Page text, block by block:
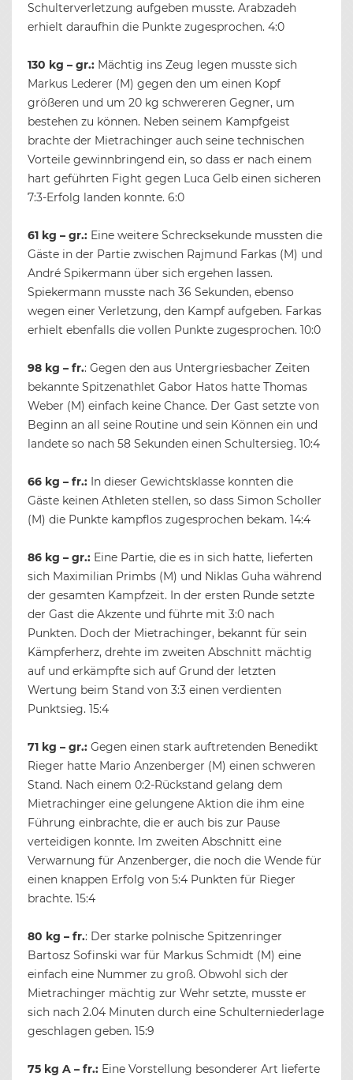
Schulterverletzung aufgeben musste. Arabzadeh
erhielt daraufhin die Punkte zugesprochen. 4:0
130 kg – gr.: Mächtig ins Zeug legen musste sich
Markus Lederer (M) gegen den um einen Kopf
größeren und um 20 kg schwereren Gegner, um
bestehen zu können. Neben seinem Kampfgeist
brachte der Mietrachinger auch seine technischen
Vorteile gewinnbringend ein, so dass er nach einem
hart geführten Fight gegen Luca Gelb einen sicheren
7:3-Erfolg landen konnte. 6:0
61 kg – gr.: Eine weitere Schrecksekunde mussten die
Gäste in der Partie zwischen Rajmund Farkas (M) und
André Spikermann über sich ergehen lassen.
Spiekermann musste nach 36 Sekunden, ebenso
wegen einer Verletzung, den Kampf aufgeben. Farkas
erhielt ebenfalls die vollen Punkte zugesprochen. 10:0
98 kg – fr.: Gegen den aus Untergriesbacher Zeiten
bekannte Spitzenathlet Gabor Hatos hatte Thomas
Weber (M) einfach keine Chance. Der Gast setzte von
Beginn an all seine Routine und sein Können ein und
landete so nach 58 Sekunden einen Schultersieg. 10:4
66 kg – fr.: In dieser Gewichtsklasse konnten die
Gäste keinen Athleten stellen, so dass Simon Scholler
(M) die Punkte kampflos zugesprochen bekam. 14:4
86 kg – gr.: Eine Partie, die es in sich hatte, lieferten
sich Maximilian Primbs (M) und Niklas Guha während
der gesamten Kampfzeit. In der ersten Runde setzte
der Gast die Akzente und führte mit 3:0 nach
Punkten. Doch der Mietrachinger, bekannt für sein
Kämpferherz, drehte im zweiten Abschnitt mächtig
auf und erkämpfte sich auf Grund der letzten
Wertung beim Stand von 3:3 einen verdienten
Punktsieg. 15:4
71 kg – gr.: Gegen einen stark auftretenden Benedikt
Rieger hatte Mario Anzenberger (M) einen schweren
Stand. Nach einem 0:2-Rückstand gelang dem
Mietrachinger eine gelungene Aktion die ihm eine
Führung einbrachte, die er auch bis zur Pause
verteidigen konnte. Im zweiten Abschnitt eine
Verwarnung für Anzenberger, die noch die Wende für
einen knappen Erfolg von 5:4 Punkten für Rieger
brachte. 15:4
80 kg – fr.: Der starke polnische Spitzenringer
Bartosz Sofinski war für Markus Schmidt (M) eine
einfach eine Nummer zu groß. Obwohl sich der
Mietrachinger mächtig zur Wehr setzte, musste er
sich nach 2.04 Minuten durch eine Schulterniederlage
geschlagen geben. 15:9
75 kg A – fr.: Eine Vorstellung besonderer Art lieferte